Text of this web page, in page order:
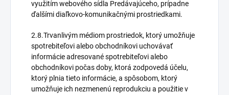
využitím webového sídla Predávajúceho, prípadne
ďalšími diaľkovo-komunikačnými prostriedkami.
2.8.Trvanlivým médiom prostriedok, ktorý umožňuje
spotrebiteľovi alebo obchodníkovi uchovávať
informácie adresované spotrebiteľovi alebo
obchodníkovi počas doby, ktorá zodpovedá účelu,
ktorý plnia tieto informácie, a spôsobom, ktorý
umožňuje ich nezmenenú reprodukciu a použitie v